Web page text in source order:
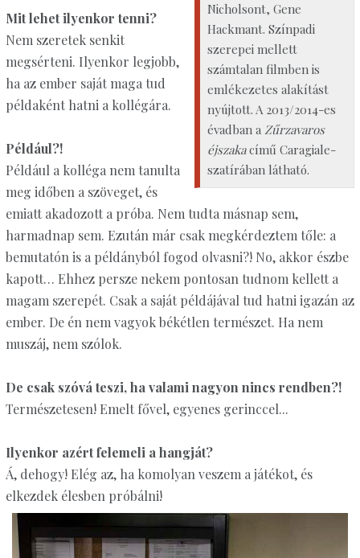
Nicholsont, Gene
Hackmant. Színpadi
szerepei mellett
számtalan filmben is
emlékezetes alakítást
nyújtott. A 2013/2014-es
évadban a Zűrzavaros
éjszakacímű Caragiale-
szatírában látható.
Mit lehet ilyenkor tenni?
Nem szeretek senkit
megsérteni. Ilyenkor legjobb,
ha az ember saját maga tud
példaként hatni a kollégára.
Például?!
Például a kolléga nem tanulta
meg időben a szöveget, és
emiatt akadozott a próba. Nem tudta másnap sem,
harmadnap sem. Ezután már csak megkérdeztem tőle: a
bemutatón is a példányból fogod olvasni?! No, akkor észbe
kapott… Ehhez persze nekem pontosan tudnom kellett a
magam szerepét. Csak a saját példájával tud hatni igazán az
ember. De én nem vagyok békétlen természet. Ha nem
muszáj, nem szólok.
De csak szóvá teszi, ha valami nagyon nincs rendben?!
Természetesen! Emelt fővel, egyenes gerinccel...
Ilyenkor azért felemeli a hangját?
Á, dehogy! Elég az, ha komolyan veszem a játékot, és
elkezdek élesben próbálni!